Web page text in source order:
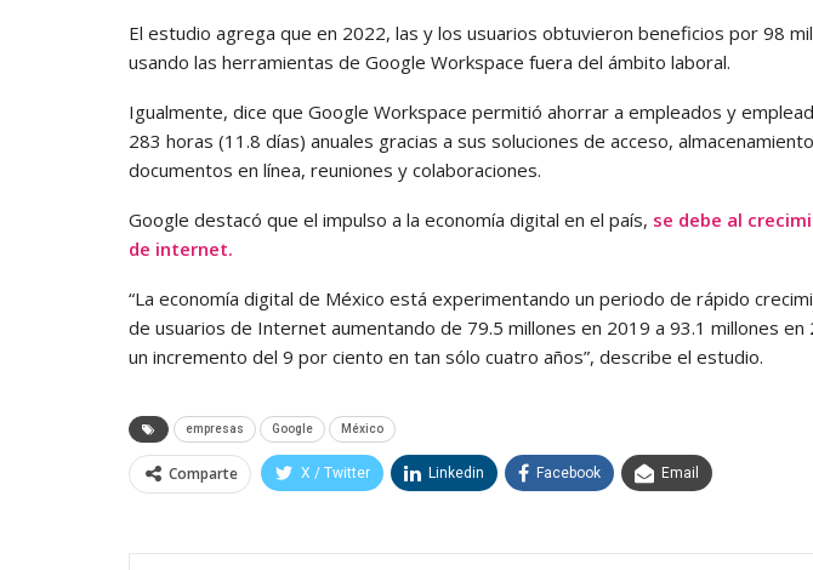
El estudio agrega que en 2022, las y los usuarios obtuvieron beneficios por 98
usando las herramientas de Google Workspace fuera del ámbito laboral.
Igualmente, dice que Google Workspace permitió ahorrar a empleados y
283 horas (11.8 días) anuales gracias a sus soluciones de acceso,
documentos en línea, reuniones y colaboraciones.
Google destacó que el impulso a la economía digital en el país, se debe al
de internet.
“La economía digital de México está experimentando un periodo de rápido
de usuarios de Internet aumentando de 79.5 millones en 2019 a 93.1 millones
un incremento del 9 por ciento en tan sólo cuatro años”, describe el estudio.
empresas Google México
Comparte X / Twitter Linkedin Facebook Email